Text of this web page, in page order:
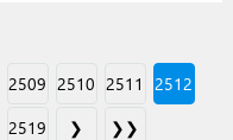
2509 2510 2511
2512
2519 ❯ ❯❯